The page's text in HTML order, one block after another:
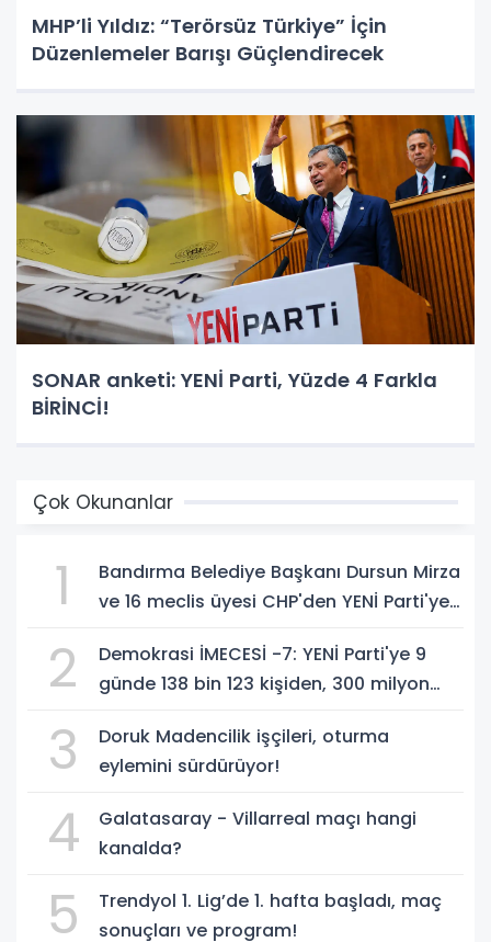
MHP’li Yıldız: “Terörsüz Türkiye” İçin
Düzenlemeler Barışı Güçlendirecek
SONAR anketi: YENİ Parti, Yüzde 4 Farkla
BİRİNCİ!
Çok Okunanlar
1
Bandırma Belediye Başkanı Dursun Mirza
ve 16 meclis üyesi CHP'den YENİ Parti'ye
2
Demokrasi İMECESİ -7: YENİ Parti'ye 9
günde 138 bin 123 kişiden, 300 milyon
3
Doruk Madencilik işçileri, oturma
eylemini sürdürüyor!
4
Galatasaray - Villarreal maçı hangi
kanalda?
5
Trendyol 1. Lig’de 1. hafta başladı, maç
sonuçları ve program!